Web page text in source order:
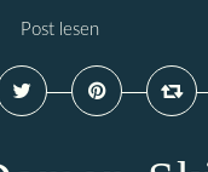
Post lesen